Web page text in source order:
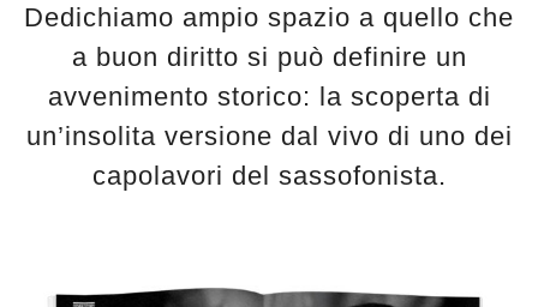
Dedichiamo ampio spazio a quello che
a buon diritto si può definire un
avvenimento storico: la scoperta di
un’insolita versione dal vivo di uno dei
capolavori del sassofonista.